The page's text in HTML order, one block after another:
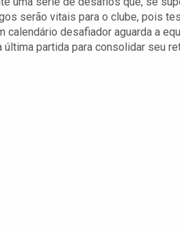
serão vitais para o clube, pois
calendário desafiador aguarda a
partida para consolidar seu